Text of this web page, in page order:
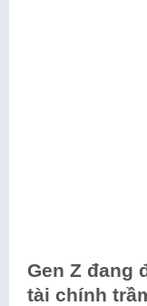
Gen Z đang
tài chính